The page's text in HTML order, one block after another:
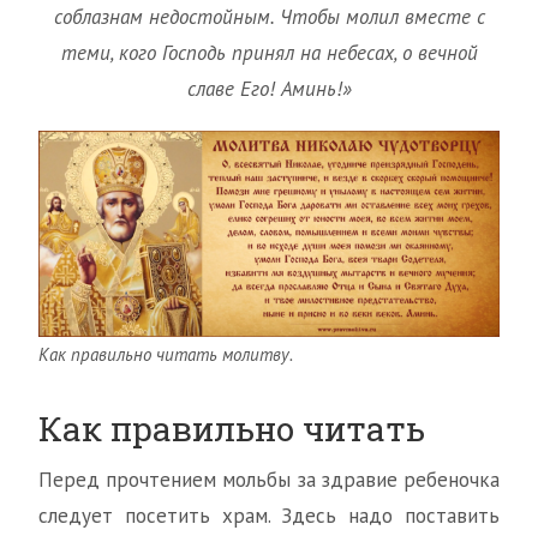
соблазнам недостойным. Чтобы молил вместе с
теми, кого Господь принял на небесах, о вечной
славе Его! Аминь!»
Как правильно читать молитву.
Как правильно читать
Перед прочтением мольбы за здравие ребеночка
следует посетить храм. Здесь надо поставить